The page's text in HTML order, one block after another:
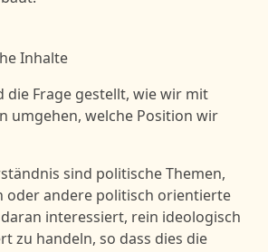
Inhalte
Frage gestellt, wie wir mit
umgehen, welche Position wir
sind politische Themen,
oder andere politisch orientierte
interessiert, rein ideologisch
zu handeln, so dass dies die